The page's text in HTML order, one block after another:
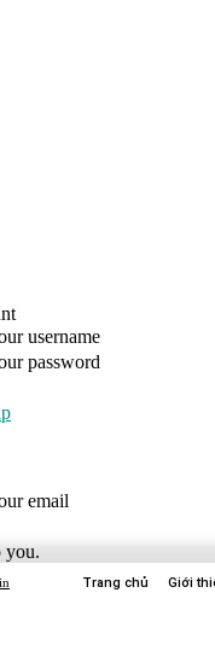
username
password
email
you.
Trang chủ Giới